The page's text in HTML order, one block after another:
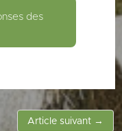
des
Article suivant →